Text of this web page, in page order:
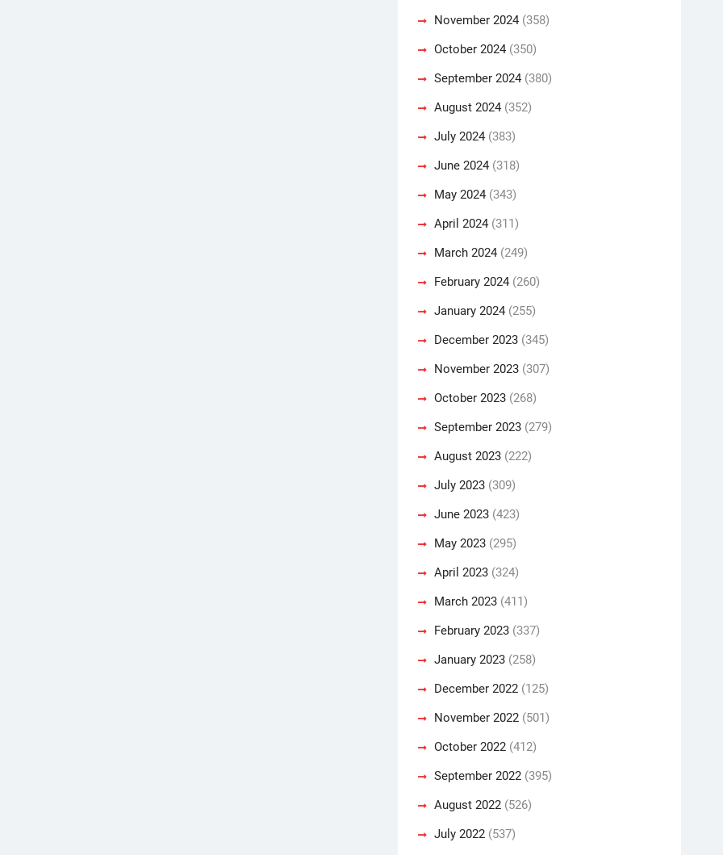
November 2024 (358)
October 2024 (350)
September 2024 (380)
August 2024 (352)
July 2024 (383)
June 2024 (318)
May 2024 (343)
April 2024 (311)
March 2024 (249)
February 2024 (260)
January 2024 (255)
December 2023 (345)
November 2023 (307)
October 2023 (268)
September 2023 (279)
August 2023 (222)
July 2023 (309)
June 2023 (423)
May 2023 (295)
April 2023 (324)
March 2023 (411)
February 2023 (337)
January 2023 (258)
December 2022 (125)
November 2022 (501)
October 2022 (412)
September 2022 (395)
August 2022 (526)
July 2022 (537)